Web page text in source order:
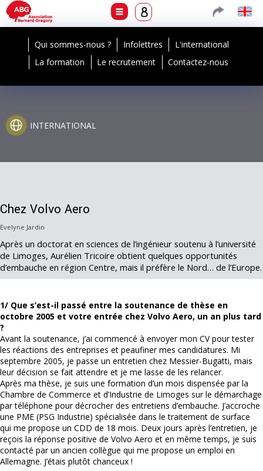
Qui sommes-nous ? Infolettres
L'international
La formation
Le recrutement Contactez-nous
INTERNATIONAL
Chez Volvo Aero
Evelyne Jardin
Après un doctorat en sciences de l’ingénieur soutenu à l’université
de Limoges, Aurélien Tricoire obtient quelques opportunités
d’embauche en région Centre, mais il préfère le Nord… de l’Europe.
1/ Que s’est-il passé entre la soutenance de thèse en
octobre 2005 et votre entrée chez Volvo Aero, un an plus tard
?
Avant la soutenance, j’ai commencé à envoyer mon CV pour tester
les réactions des entreprises et peaufiner mes candidatures. Mi
septembre 2005, je passe un entretien chez Messier-Bugatti, mais
leur décision se fait attendre et je me lasse de les relancer.
Après ma thèse, je suis une formation d’un mois dispensée par la
Chambre de Commerce et d’Industrie de Limoges sur le démarchage
par téléphone pour décrocher des entretiens d’embauche. J’accroche
une PME (PSG Industrie) spécialisée dans le traitement de surface
qui me propose un CDD de 18 mois. Deux jours après l’entretien, je
reçois la réponse positive de Volvo Aero et en même temps, je suis
contacté par un ancien collègue qui me propose un emploi en
Allemagne. J’étais plutôt chanceux !